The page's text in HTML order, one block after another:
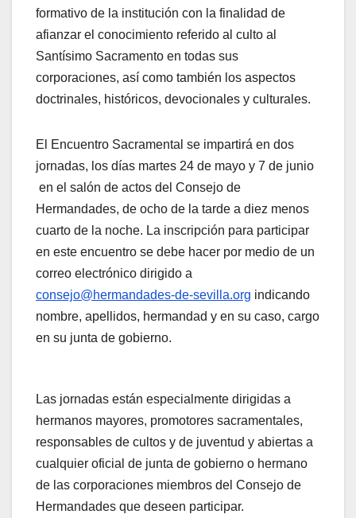
formativo de la institución con la finalidad de
afianzar el conocimiento referido al culto al
Santísimo Sacramento en todas sus
corporaciones, así como también los aspectos
doctrinales, históricos, devocionales y culturales.
El Encuentro Sacramental se impartirá en dos
jornadas, los días martes 24 de mayo y 7 de junio
en el salón de actos del Consejo de
Hermandades, de ocho de la tarde a diez menos
cuarto de la noche. La inscripción para participar
en este encuentro se debe hacer por medio de un
correo electrónico dirigido a
consejo@hermandades-de-sevilla.org indicando
nombre, apellidos, hermandad y en su caso, cargo
en su junta de gobierno.
Las jornadas están especialmente dirigidas a
hermanos mayores, promotores sacramentales,
responsables de cultos y de juventud y abiertas a
cualquier oficial de junta de gobierno o hermano
de las corporaciones miembros del Consejo de
Hermandades que deseen participar.